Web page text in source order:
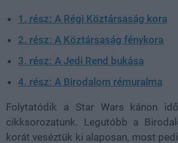
1. rész: A Régi Köztársaság kora
2. rész: A Köztársaság fénykora
3. rész: A Jedi Rend bukása
4. rész: A Birodalom rémuralma
Folytatódik a Star Wars kánon
cikksorozatunk. Legutóbb a
korát veséztük ki alaposan, most